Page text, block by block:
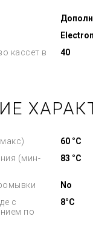
кассет в
40
60 °C
(мин-
83 °C
No
с
по
8°C